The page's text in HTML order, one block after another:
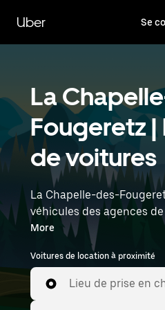
contenu
principal
Uber Se
La
Fougeretz
de voitures
La Chapelle-des-
véhicules des agences
populaires avec Uber
électriques aux berlines
les SUV, vous trouverez
aux voyageurs en solo et
jusqu'à sept personnes.
More
Voitures de location à proximité
Lieu de prise en